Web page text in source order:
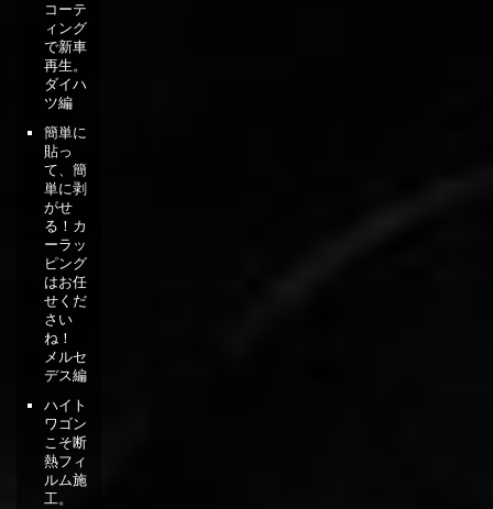
コーテ
ィング
で新車
再生。
ダイハ
ツ編
簡単に
貼っ
て、簡
単に剥
がせ
る！カ
ーラッ
ピング
はお任
せくだ
さい
ね！
メルセ
デス編
ハイト
ワゴン
こそ断
熱フィ
ルム施
工。